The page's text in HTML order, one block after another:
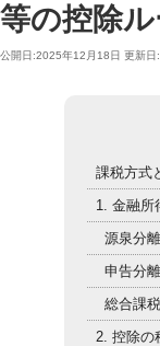
等の控除
公開日:2025年12月18日 更新日:
課税方式
1. 金融所
源泉分
申告分
総合課税
2. 控除の